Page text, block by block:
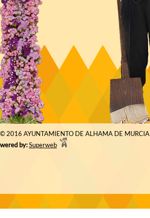
© 2016 AYUNTAMIENTO DE ALHAMA DE MURCIA
by:Superweb